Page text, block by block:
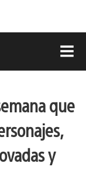
que
y